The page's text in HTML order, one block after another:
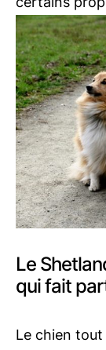
Le
qui fait
Le chien